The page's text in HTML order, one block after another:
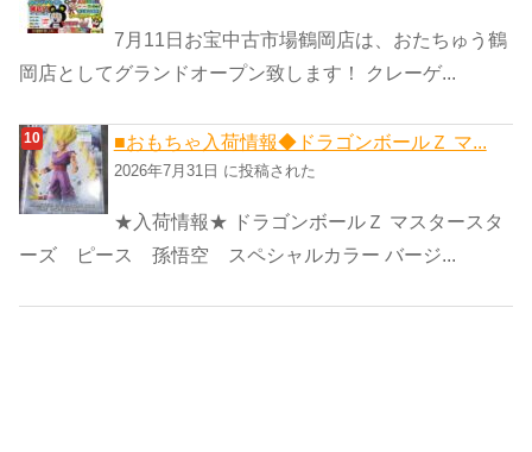
7月11日お宝中古市場鶴岡店は、おたちゅう鶴
岡店としてグランドオープン致します！ クレーゲ...
■おもちゃ入荷情報◆ドラゴンボールＺ マ...
2026年7月31日 に投稿された
★入荷情報★ ドラゴンボールＺ マスタースタ
ーズ ピース 孫悟空 スペシャルカラー バージ...